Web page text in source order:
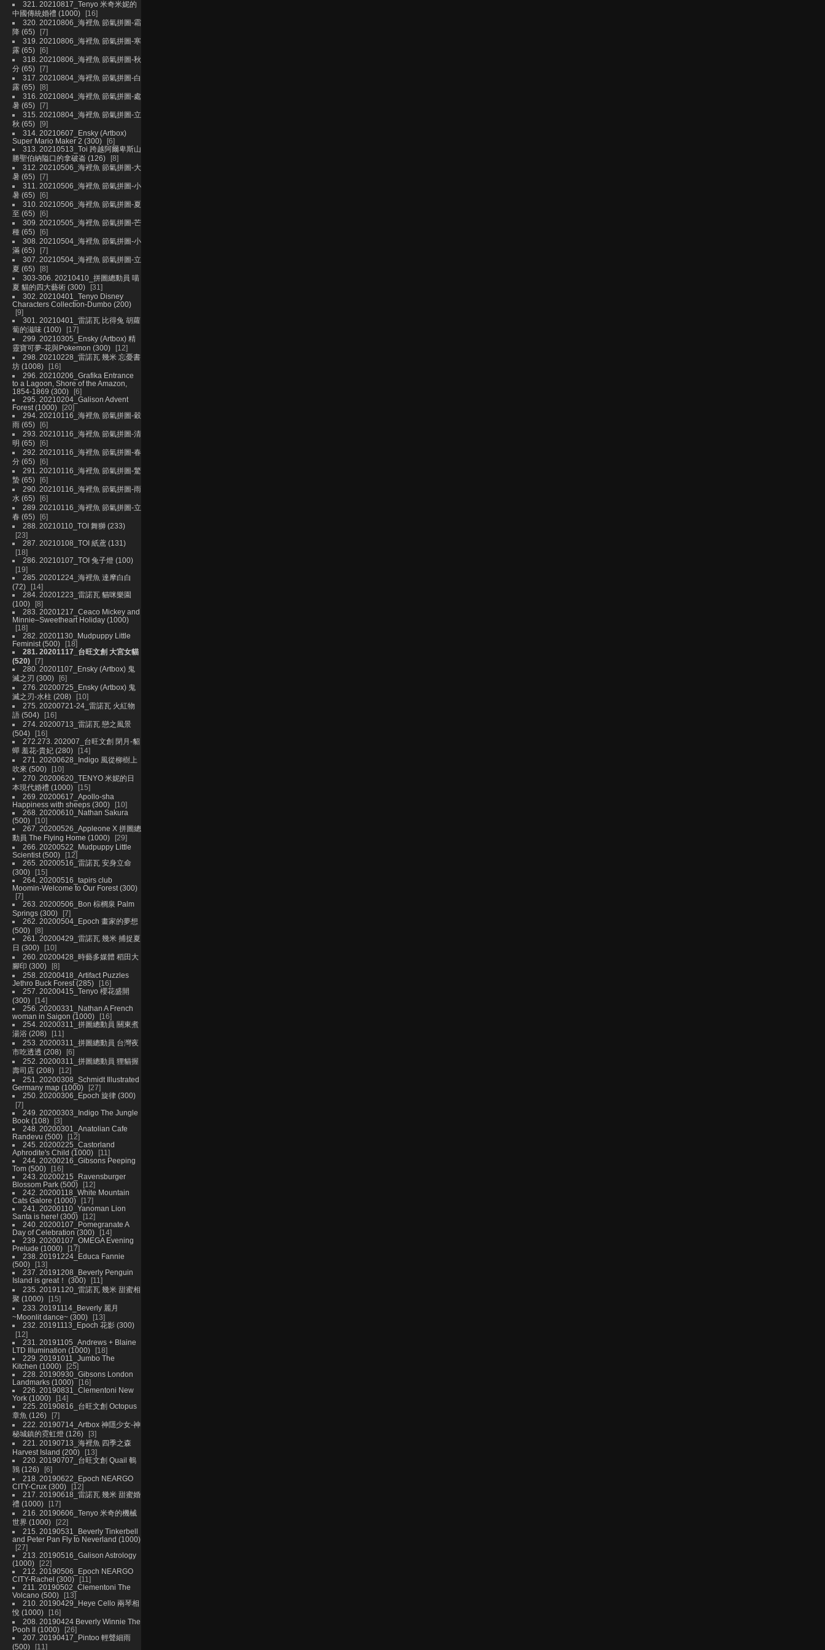
321. 20210817_Tenyo 米奇米妮的
中國傳統婚禮 (1000)
16
320. 20210806_海裡魚 節氣拼圖-霜
降 (65)
7
319. 20210806_海裡魚 節氣拼圖-寒
露 (65)
6
318. 20210806_海裡魚 節氣拼圖-秋
分 (65)
7
317. 20210804_海裡魚 節氣拼圖-白
露 (65)
8
316. 20210804_海裡魚 節氣拼圖-處
暑 (65)
7
315. 20210804_海裡魚 節氣拼圖-立
秋 (65)
9
314. 20210607_Ensky (Artbox)
Super Mario Maker 2 (300)
6
313. 20210513_Toi 跨越阿爾卑斯山
勝聖伯納隘口的拿破崙 (126)
8
312. 20210506_海裡魚 節氣拼圖-大
暑 (65)
7
311. 20210506_海裡魚 節氣拼圖-小
暑 (65)
6
310. 20210506_海裡魚 節氣拼圖-夏
至 (65)
6
309. 20210505_海裡魚 節氣拼圖-芒
種 (65)
6
308. 20210504_海裡魚 節氣拼圖-小
滿 (65)
7
307. 20210504_海裡魚 節氣拼圖-立
夏 (65)
8
303-306. 20210410_拼圖總動員 喵
夏 貓的四大藝術 (300)
31
302. 20210401_Tenyo Disney
Characters Collection-Dumbo (200)
9
301. 20210401_雷諾瓦 比得兔 胡蘿
蔔的滋味 (100)
17
299. 20210305_Ensky (Artbox) 精
靈寶可夢-花與Pokemon (300)
12
298. 20210228_雷諾瓦 幾米 忘憂書
坊 (1008)
16
296. 20210206_Grafika Entrance
to a Lagoon, Shore of the Amazon,
1854-1869 (300)
6
295. 20210204_Galison Advent
Forest (1000)
20
294. 20210116_海裡魚 節氣拼圖-穀
雨 (65)
6
293. 20210116_海裡魚 節氣拼圖-清
明 (65)
6
292. 20210116_海裡魚 節氣拼圖-春
分 (65)
6
291. 20210116_海裡魚 節氣拼圖-驚
蟄 (65)
6
290. 20210116_海裡魚 節氣拼圖-雨
水 (65)
6
289. 20210116_海裡魚 節氣拼圖-立
春 (65)
6
288. 20210110_TOI 舞獅 (233)
23
287. 20210108_TOI 紙鳶 (131)
18
286. 20210107_TOI 兔子燈 (100)
19
285. 20201224_海裡魚 達摩白白
(72)
14
284. 20201223_雷諾瓦 貓咪樂園
(100)
8
283. 20201217_Ceaco Mickey and
Minnie–Sweetheart Holiday (1000)
18
282. 20201130_Mudpuppy Little
Feminist (500)
18
281. 20201117_台旺文創 大宮女貓
(520)
7
280. 20201107_Ensky (Artbox) 鬼
滅之刃 (300)
6
276. 20200725_Ensky (Artbox) 鬼
滅之刃-水柱 (208)
10
275. 20200721-24_雷諾瓦 火紅物
語 (504)
16
274. 20200713_雷諾瓦 戀之風景
(504)
16
272.273. 202007_台旺文創 閉月-貂
蟬 羞花-貴妃 (280)
14
271. 20200628_Indigo 風從柳樹上
吹來 (500)
10
270. 20200620_TENYO 米妮的日
本現代婚禮 (1000)
15
269. 20200617_Apollo-sha
Happiness with sheeps (300)
10
268. 20200610_Nathan Sakura
(500)
10
267. 20200526_Appleone X 拼圖總
動員 The Flying Home (1000)
29
266. 20200522_Mudpuppy Little
Scientist (500)
12
265. 20200516_雷諾瓦 安身立命
(300)
15
264. 20200516_tapirs club
Moomin-Welcome to Our Forest (300)
7
263. 20200506_Bon 棕櫚泉 Palm
Springs (300)
7
262. 20200504_Epoch 畫家的夢想
(500)
8
261. 20200429_雷諾瓦 幾米 捕捉夏
日 (300)
10
260. 20200428_時藝多媒體 稻田大
腳印 (300)
8
258. 20200418_Artifact Puzzles
Jethro Buck Forest (285)
16
257. 20200415_Tenyo 櫻花盛開
(300)
14
256. 20200331_Nathan A French
woman in Saigon (1000)
16
254. 20200311_拼圖總動員 關東煮
湯浴 (208)
11
253. 20200311_拼圖總動員 台灣夜
市吃透透 (208)
6
252. 20200311_拼圖總動員 狸貓握
壽司店 (208)
12
251. 20200308_Schmidt Illustrated
Germany map (1000)
27
250. 20200306_Epoch 旋律 (300)
7
249. 20200303_Indigo The Jungle
Book (108)
3
248. 20200301_Anatolian Cafe
Randevu (500)
12
245. 20200225_Castorland
Aphrodite's Child (1000)
11
244. 20200216_Gibsons Peeping
Tom (500)
16
243. 20200215_Ravensburger
Blossom Park (500)
12
242. 20200118_White Mountain
Cats Galore (1000)
17
241. 20200110_Yanoman Lion
Santa is here! (300)
12
240. 20200107_Pomegranate A
Day of Celebration (300)
14
239. 20200107_OMEGA Evening
Prelude (1000)
17
238. 20191224_Educa Fannie
(500)
13
237. 20191208_Beverly Penguin
Island is great！ (300)
11
235. 20191120_雷諾瓦 幾米 甜蜜相
聚 (1000)
15
233. 20191114_Beverly 麗月
~Moonlit dance~ (300)
13
232. 20191113_Epoch 花影 (300)
12
231. 20191105_Andrews + Blaine
LTD Illumination (1000)
18
229. 20191011_Jumbo The
Kitchen (1000)
25
228. 20190930_Gibsons London
Landmarks (1000)
16
226. 20190831_Clementoni New
York (1000)
14
225. 20190816_台旺文創 Octopus
章魚 (126)
7
222. 20190714_Artbox 神隱少女-神
秘城鎮的霓虹燈 (126)
3
221. 20190713_海裡魚 四季之森
Harvest Island (200)
13
220. 20190707_台旺文創 Quail 鵪
鶉 (126)
6
218. 20190622_Epoch NEARGO
CITY-Crux (300)
12
217. 20190618_雷諾瓦 幾米 甜蜜婚
禮 (1000)
17
216. 20190606_Tenyo 米奇的機械
世界 (1000)
22
215. 20190531_Beverly Tinkerbell
and Peter Pan Fly to Neverland (1000)
27
213. 20190516_Galison Astrology
(1000)
22
212. 20190506_Epoch NEARGO
CITY-Rachel (300)
11
211. 20190502_Clementoni The
Volcano (500)
13
210. 20190429_Heye Cello 兩琴相
悅 (1000)
16
208. 20190424 Beverly Winnie The
Pooh II (1000)
26
207. 20190417_Pintoo 輕聲細雨
(500)
11